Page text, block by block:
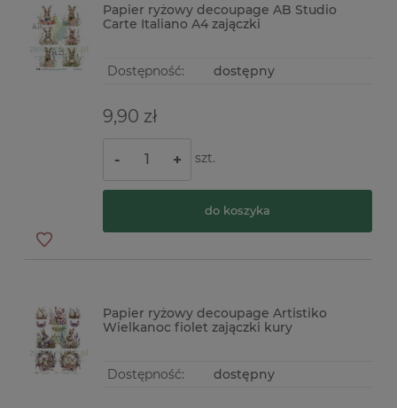
Papier ryżowy decoupage AB Studio
Carte Italiano A4 zajączki
Dostępność: dostępny
9,90 zł
- + szt.
do koszyka
Papier ryżowy decoupage Artistiko
Wielkanoc fiolet zajączki kury
Dostępność: dostępny